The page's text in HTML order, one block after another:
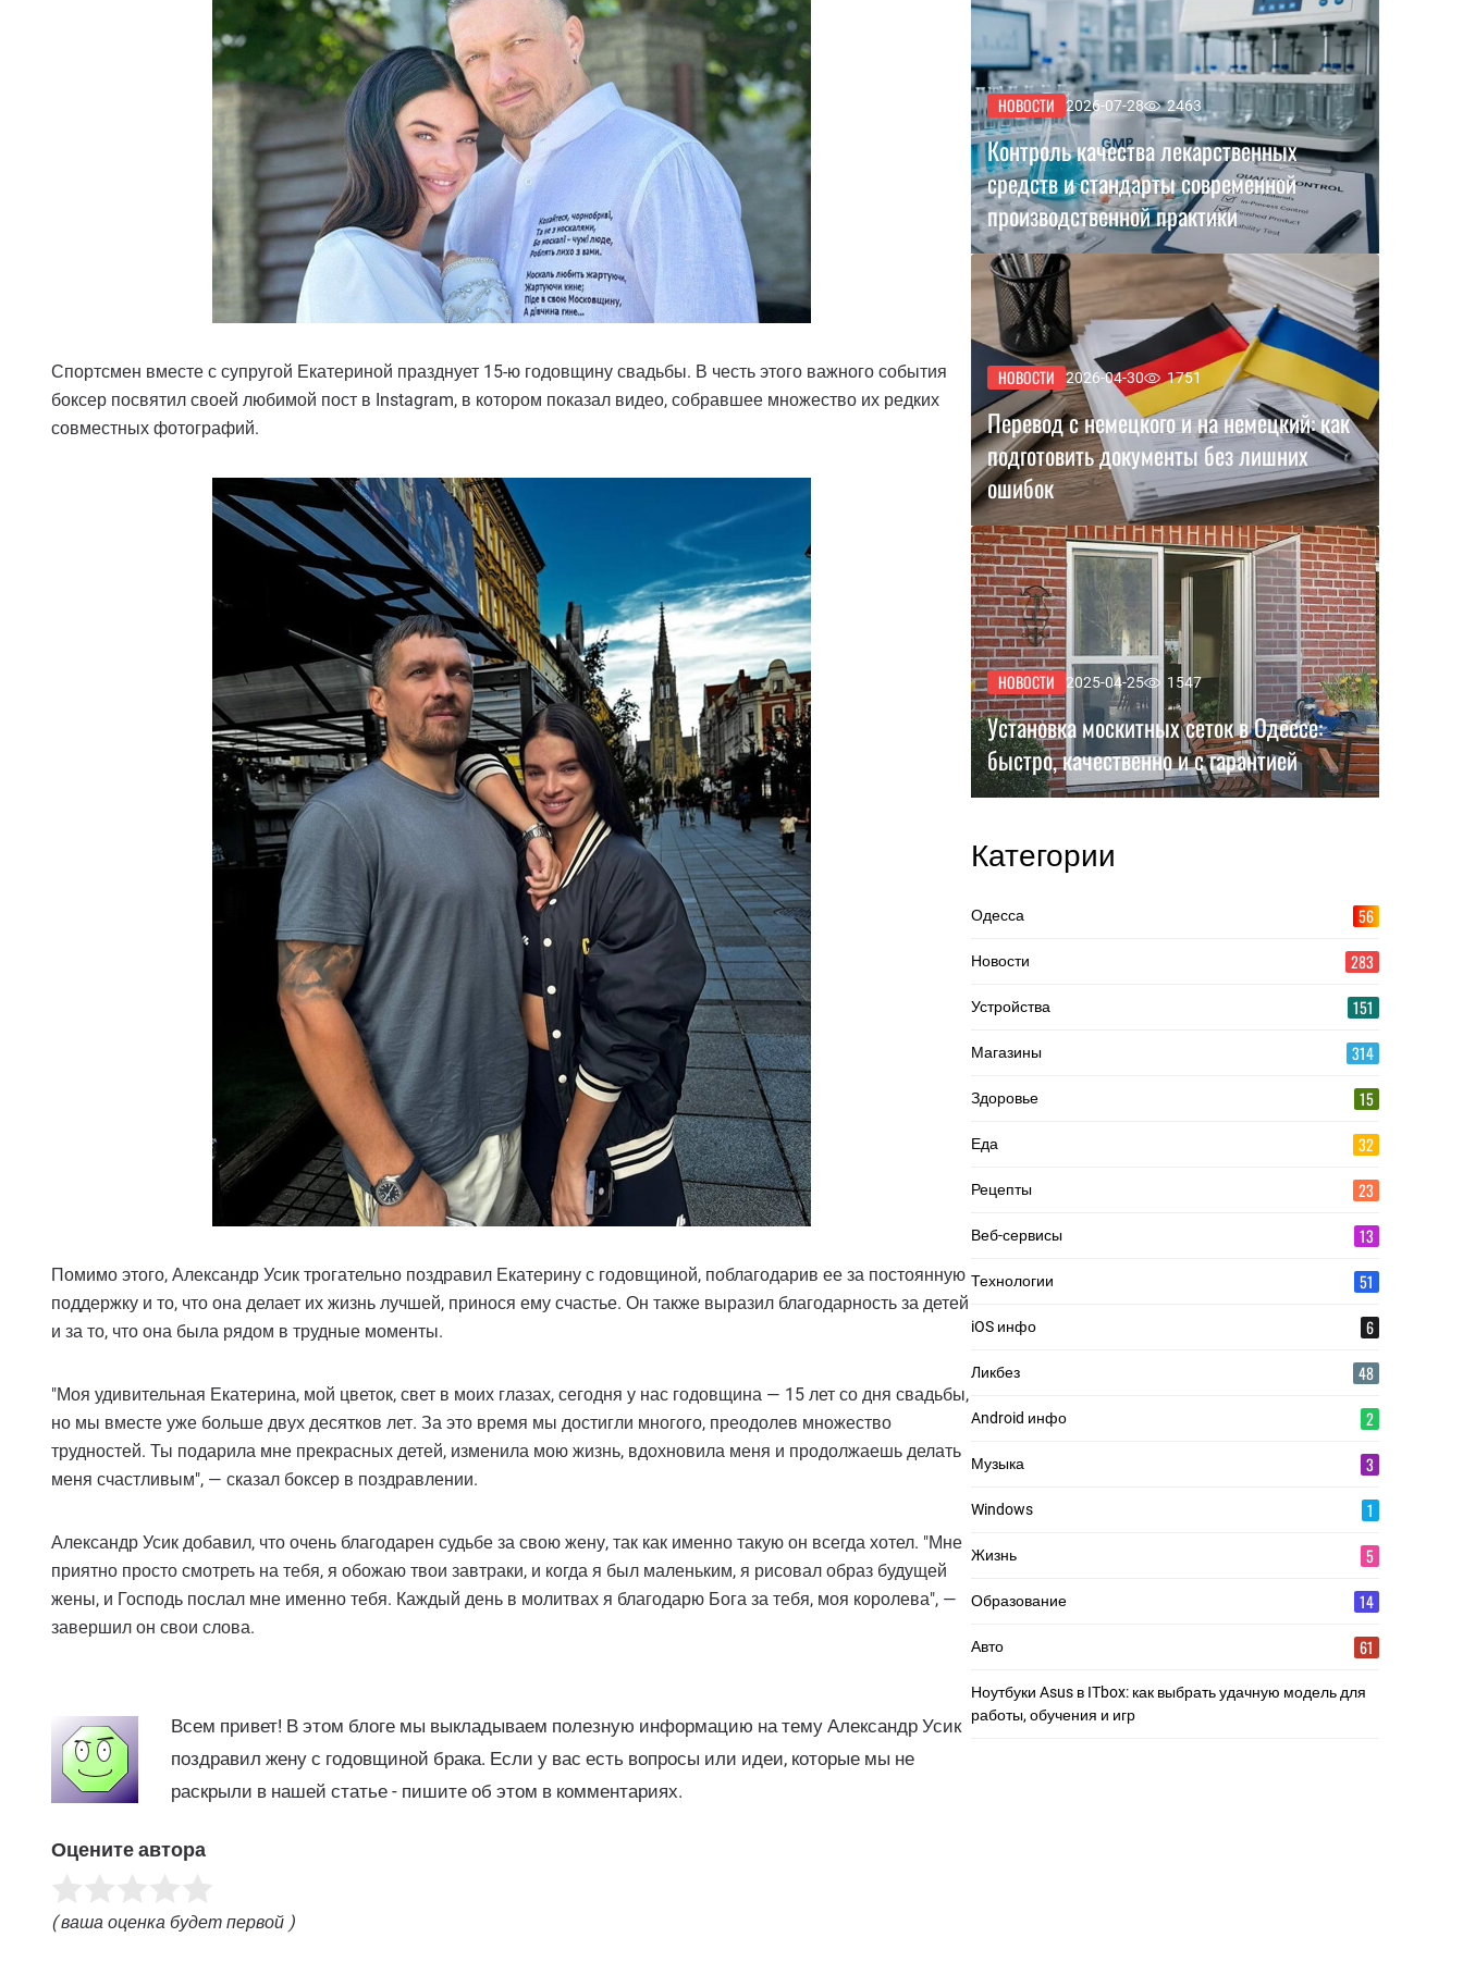
Спортсмен вместе с супругой Екатериной празднует 15-ю годовщину свадьбы. В честь этого важного события
боксер посвятил своей любимой пост в Instagram, в котором показал видео, собравшее множество их редких
совместных фотографий.
Помимо этого, Александр Усик трогательно поздравил Екатерину с годовщиной, поблагодарив ее за постоянную
поддержку и то, что она делает их жизнь лучшей, принося ему счастье. Он также выразил благодарность за детей
и за то, что она была рядом в трудные моменты.
"Моя удивительная Екатерина, мой цветок, свет в моих глазах, сегодня у нас годовщина — 15 лет со дня свадьбы,
но мы вместе уже больше двух десятков лет. За это время мы достигли многого, преодолев множество
трудностей. Ты подарила мне прекрасных детей, изменила мою жизнь, вдохновила меня и продолжаешь делать
меня счастливым", — сказал боксер в поздравлении.
Александр Усик добавил, что очень благодарен судьбе за свою жену, так как именно такую он всегда хотел. "Мне
приятно просто смотреть на тебя, я обожаю твои завтраки, и когда я был маленьким, я рисовал образ будущей
жены, и Господь послал мне именно тебя. Каждый день в молитвах я благодарю Бога за тебя, моя королева", —
завершил он свои слова.
Всем привет! В этом блоге мы выкладываем полезную информацию на тему Александр Усик
поздравил жену с годовщиной брака. Если у вас есть вопросы или идеи, которые мы не
раскрыли в нашей статье - пишите об этом в комментариях.
Оцените автора
( ваша оценка будет первой )
НОВОСТИ 2026-07-28 2463
Контроль качества лекарственных
средств и стандарты современной
производственной практики
НОВОСТИ 2026-04-30 1751
Перевод с немецкого и на немецкий: как
подготовить документы без лишних
ошибок
НОВОСТИ 2025-04-25 1547
Установка москитных сеток в Одессе:
быстро, качественно и с гарантией
Категории
Одесса 56
Новости 283
Устройства 151
Магазины 314
Здоровье 15
Еда 32
Рецепты 23
Веб-сервисы 13
Технологии 51
iOS инфо 6
Ликбез 48
Android инфо 2
Музыка 3
Windows 1
Жизнь 5
Образование 14
Авто 61
Ноутбуки Asus в ITbox: как выбрать удачную модель для
работы, обучения и игр